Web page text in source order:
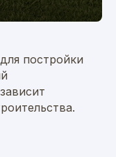
постройки